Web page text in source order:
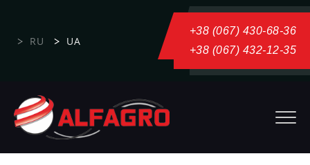
RU UA
+38 (067) 430-68-36
+38 (067) 432-12-35